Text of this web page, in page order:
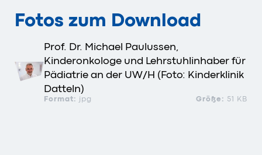
Fotos zum Download
Prof. Dr. Michael Paulussen,
Kinderonkologe und Lehrstuhlinhaber für
Pädiatrie an der UW/H (Foto: Kinderklinik
Datteln)
Format: jpg Größe: 51 KB